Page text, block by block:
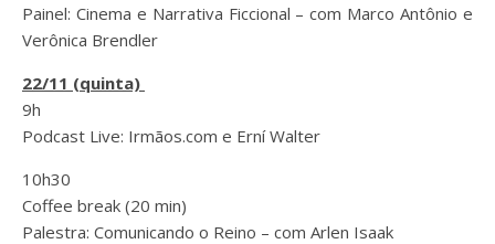
Painel: Cinema e Narrativa Ficcional – com Marco Antônio e
Verônica Brendler
22/11 (quinta)
9h
Podcast Live: Irmãos.com e Erní Walter
10h30
Coffee break (20 min)
Palestra: Comunicando o Reino – com Arlen Isaak